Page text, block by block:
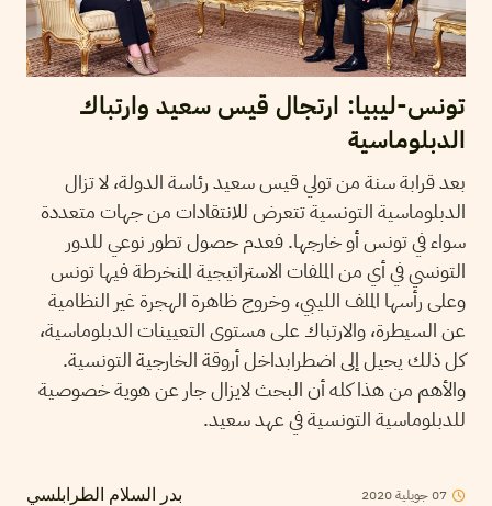
تونس-ليبيا: ارتجال قيس سعيد وارتباك
الدبلوماسية
بعد قرابة سنة من تولي قيس سعيد رئاسة الدولة، لا تزال
الدبلوماسية التونسية تتعرض للانتقادات من جهات متعددة
سواء في تونس أو خارجها. فعدم حصول تطور نوعي للدور
التونسي في أي من الملفات الاستراتيجية المنخرطة فيها تونس
وعلى رأسها الملف الليبي، وخروج ظاهرة الهجرة غير النظامية
عن السيطرة، والارتباك على مستوى التعيينات الدبلوماسية،
كل ذلك يحيل إلى اضطرابداخل أروقة الخارجية التونسية.
والأهم من هذا كله أن البحث لايزال جار عن هوية خصوصية
للدبلوماسية التونسية في عهد سعيد.
بدر السلام الطرابلسي 07جويلية2020